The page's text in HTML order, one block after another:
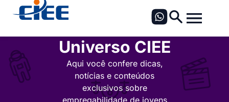
Universo CIEE
Aqui você confere dicas,
notícias e conteúdos
exclusivos sobre
empregabilidade de jovens